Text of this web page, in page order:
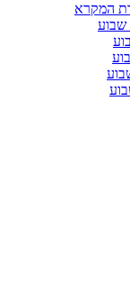
המקרא